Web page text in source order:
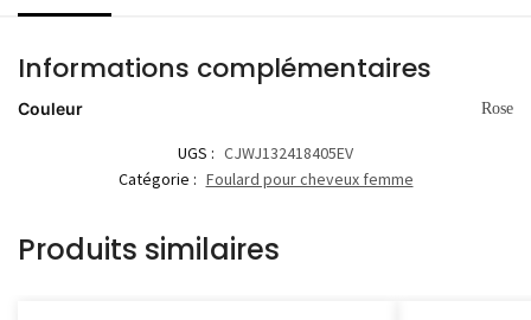
Informations complémentaires
Couleur Rose
UGS : CJWJ132418405EV
Catégorie : Foulard pour cheveux femme
Produits similaires